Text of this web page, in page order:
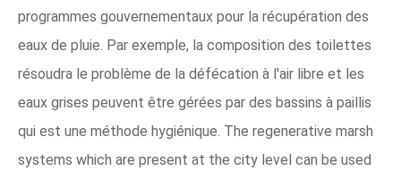
programmes gouvernementaux pour la récupération des
eaux de pluie. Par exemple, la composition des toilettes
résoudra le problème de la défécation à l'air libre et les
eaux grises peuvent être gérées par des bassins à paillis
qui est une méthode hygiénique. The regenerative marsh
systems which are present at the city level can be used